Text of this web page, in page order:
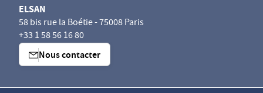
ELSAN
58 bis rue la Boétie - 75008 Paris
+33 1 58 56 16 80
Nous contacter